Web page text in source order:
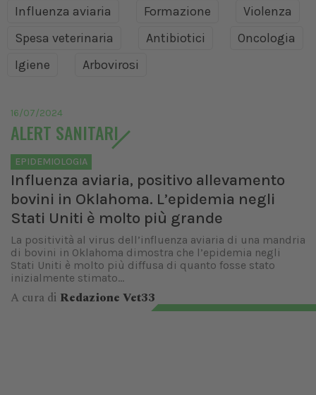
Influenza aviaria
Formazione
Violenza
Spesa veterinaria
Antibiotici
Oncologia
Igiene
Arbovirosi
16/07/2024
ALERT SANITARI
EPIDEMIOLOGIA
Influenza aviaria, positivo allevamento
bovini in Oklahoma. L’epidemia negli
Stati Uniti è molto più grande
La positività al virus dell’influenza aviaria di una mandria
di bovini in Oklahoma dimostra che l’epidemia negli
Stati Uniti è molto più diffusa di quanto fosse stato
inizialmente stimato...
A cura di Redazione Vet33